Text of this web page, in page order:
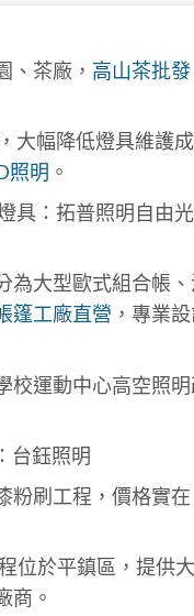
、茶廠， 高山茶批發
大幅降低燈具維護
照明 。
具：拓普照明自由
大型歐式組合帳
篷工廠直營 ，專業
校運動中心高空照
台鈺照明
粉刷工程，價格實
位於平鎮區，提供
商。